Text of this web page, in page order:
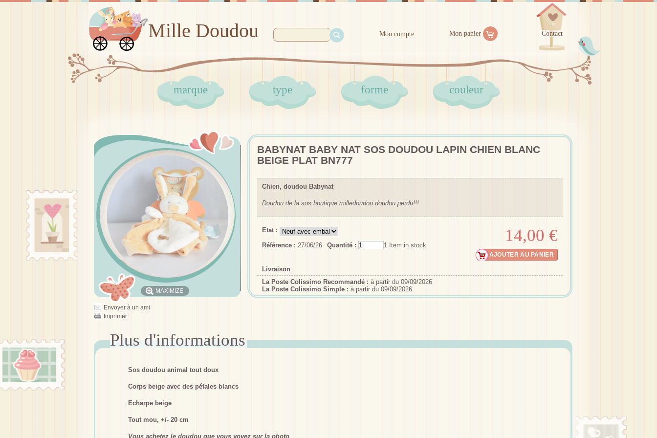
Mille Doudou Mon compte Mon panier Contact
marque type forme couleur
MAXIMIZE
Envoyer à un ami
Imprimer
BABYNAT BABY NAT SOS DOUDOU LAPIN CHIEN BLANC
BEIGE PLAT BN777
Chien, doudou Babynat
Doudou de la sos boutique milledoudou doudou perdu!!!
Etat :
Référence : 27/06/26 Quantité : 1 Item in stock
14,00 €
Livraison
La Poste Colissimo Recommandé : à partir du 09/09/2026
La Poste Colissimo Simple : à partir du 09/09/2026
Sos doudou animal tout doux
Corps beige avec des pétales blancs
Echarpe beige
Tout mou, +/- 20 cm
Vous achetez le doudou que vous voyez sur la photo